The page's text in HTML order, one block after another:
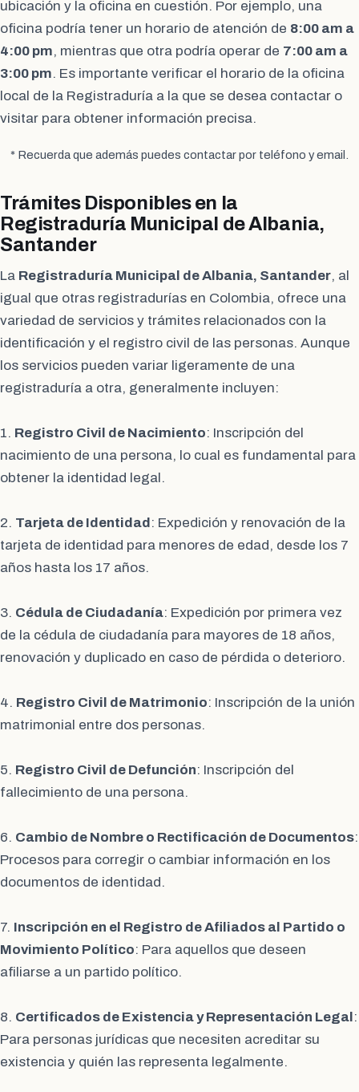
ubicación y la oficina en cuestión. Por ejemplo, una
oficina podría tener un horario de atención de 8:00 am a
4:00 pm, mientras que otra podría operar de 7:00 am a
3:00 pm. Es importante verificar el horario de la oficina
local de la Registraduría a la que se desea contactar o
visitar para obtener información precisa.
* Recuerda que además puedes contactar por teléfono y email.
Trámites Disponibles en la
Registraduría Municipal de Albania,
Santander
La Registraduría Municipal de Albania, Santander, al
igual que otras registradurías en Colombia, ofrece una
variedad de servicios y trámites relacionados con la
identificación y el registro civil de las personas. Aunque
los servicios pueden variar ligeramente de una
registraduría a otra, generalmente incluyen:
1. Registro Civil de Nacimiento: Inscripción del
nacimiento de una persona, lo cual es fundamental para
obtener la identidad legal.
2. Tarjeta de Identidad : Expedición y renovación de la
tarjeta de identidad para menores de edad, desde los 7
años hasta los 17 años.
3. Cédula de Ciudadanía: Expedición por primera vez
de la cédula de ciudadanía para mayores de 18 años,
renovación y duplicado en caso de pérdida o deterioro.
4. Registro Civil de Matrimonio: Inscripción de la unión
matrimonial entre dos personas.
5. Registro Civil de Defunción: Inscripción del
fallecimiento de una persona.
6. Cambio de Nombre o Rectificación de Documentos:
Procesos para corregir o cambiar información en los
documentos de identidad.
7. Inscripción en el Registro de Afiliados al Partido o
Movimiento Político: Para aquellos que deseen
afiliarse a un partido político.
8. Certificados de Existencia y Representación Legal :
Para personas jurídicas que necesiten acreditar su
existencia y quién las representa legalmente.